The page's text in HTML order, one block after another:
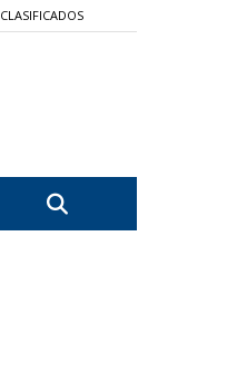
CLASIFICADOS